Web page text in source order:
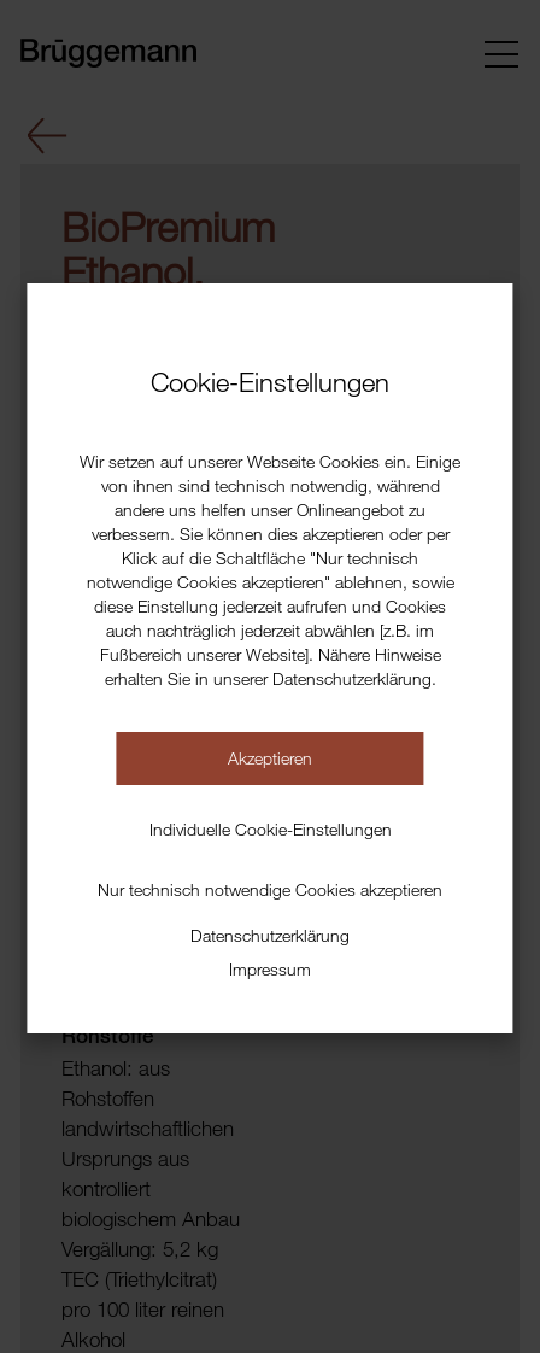
Cookie-Einstellungen
Wir setzen auf unserer Webseite Cookies ein. Einige
von ihnen sind technisch notwendig, während
andere uns helfen unser Onlineangebot zu
verbessern. Sie können dies akzeptieren oder per
Klick auf die Schaltfläche "Nur technisch
notwendige Cookies akzeptieren" ablehnen, sowie
diese Einstellung jederzeit aufrufen und Cookies
auch nachträglich jederzeit abwählen [z.B. im
Fußbereich unserer Website]. Nähere Hinweise
erhalten Sie in unserer Datenschutzerklärung.
Akzeptieren
Individuelle Cookie-Einstellungen
Nur technisch notwendige Cookies akzeptieren
Datenschutzerklärung
Impressum
BioPremium
Ethanol,
5,2kg
Triethylcitrat
60136
Eigenschaften
vergällt
96 vol.% Ethanol
Öko zertifiziert -
aus kontrolliert
biologischem
Analyse nach
Geruchlos
Duftstoffe
Rohstoffe
Ethanol: aus
Rohstoffen
landwirtschaftlichen
Ursprungs aus
kontrolliert
biologischem Anbau
Vergällung: 5,2 kg
TEC (Triethylcitrat)
pro 100 liter reinen
Alkohol
Gebinde
30l
Kanister
350,00 €
200l Fass
955,00 €
1000l IBC
Anfrage
Die angegebenen Preise
Deutschlands, exkl.